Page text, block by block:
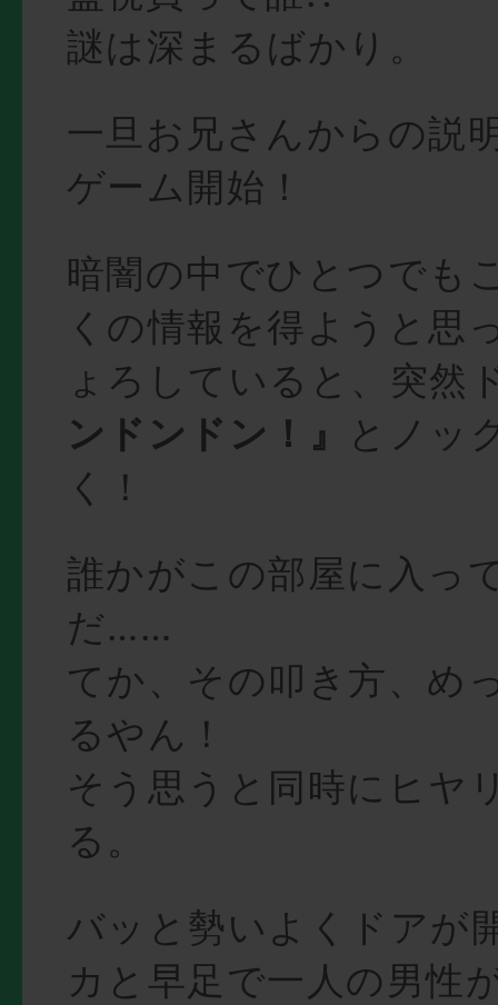
謎は深まるばかり。
一旦お兄さんからの説
ゲーム開始！
暗闇の中でひとつでも
くの情報を得ようと思
ょろしていると、突然
ンドンドン！』
とノッ
く！
誰かがこの部屋に入っ
だ……
てか、その叩き方、め
るやん！
そう思うと同時にヒヤ
る。
バッと勢いよくドアが
カと早足で一人の男性